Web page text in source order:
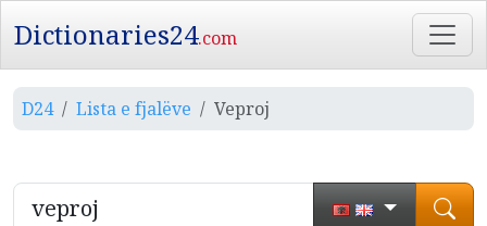
Dictionaries24.com
D24 Lista e fjalëve Veproj